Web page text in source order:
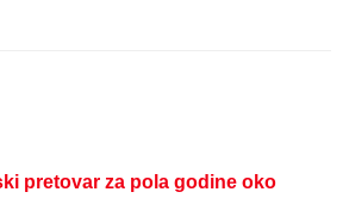
pretovar za pola godine oko